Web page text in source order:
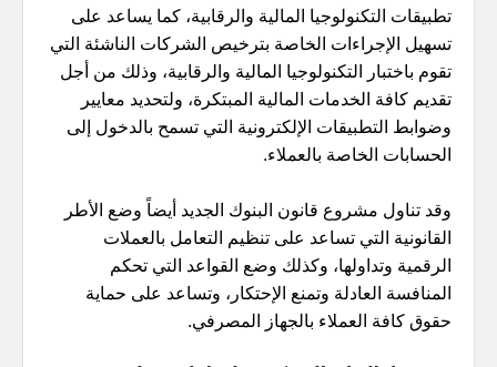
تطبيقات التكنولوجيا المالية والرقابية، كما يساعد على
تسهيل الإجراءات الخاصة بترخيص الشركات الناشئة التي
تقوم باختبار التكنولوجيا المالية والرقابية، وذلك من أجل
تقديم كافة الخدمات المالية المبتكرة، ولتحديد معايير
وضوابط التطبيقات الإلكترونية التي تسمح بالدخول إلى
الحسابات الخاصة بالعملاء.
وقد تناول مشروع قانون البنوك الجديد أيضاً وضع الأطر
القانونية التي تساعد على تنظيم التعامل بالعملات
الرقمية وتداولها، وكذلك وضع القواعد التي تحكم
المنافسة العادلة وتمنع الإحتكار، وتساعد على حماية
حقوق كافة العملاء بالجهاز المصرفي.